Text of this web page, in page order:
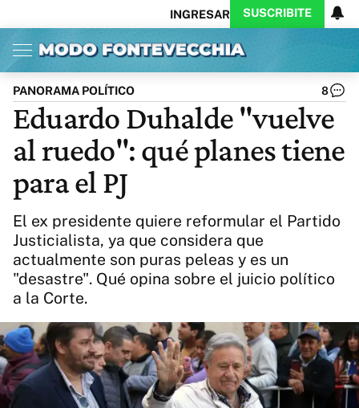
INGRESAR SUSCRIBITE
Inicio Ahora
Opinión
Política
Ciencia
Protagonistas
Cultura
Arte
Educación
Internacional
Clima
CARAS
Exitoina
Turismo
Videos
Business
Caras
Exitoina
Gaming
Vivo
Diario del Juicio
Actualidad
PANORAMA POLÍTICO 8
Eduardo Duhalde "vuelve
al ruedo": qué planes tiene
para el PJ
El ex presidente quiere reformular el Partido
Justicialista, ya que considera que
actualmente son puras peleas y es un
"desastre". Qué opina sobre el juicio político
a la Corte.